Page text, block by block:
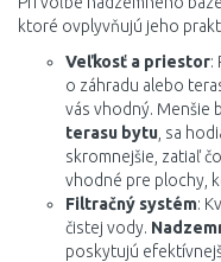
ktoré ovplyvňujú jeho
Veľkosť a priestor:
o záhradu alebo
vás vhodný. Menšie
terasu bytu , sa
skromnejšie, zatiaľ
vhodné pre plochy,
Filtračný systém:
čistej vody.
poskytujú